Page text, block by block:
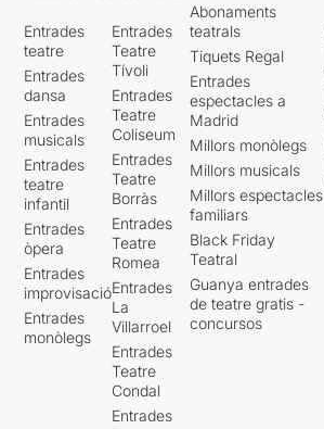
Entrades
teatre
Entrades
dansa
Entrades
musicals
Entrades
teatre
infantil
Entrades
òpera
Entrades
improvisació
Entrades
monòlegs
Entrades
Teatre
Tívoli
Entrades
Teatre
Coliseum
Entrades
Teatre
Borràs
Entrades
Teatre
Romea
Entrades
La
Villarroel
Entrades
Teatre
Condal
Entrades
Abonaments
teatrals
Tiquets Regal
Entrades
espectacles a
Madrid
Millors monòlegs
Millors musicals
Millors espectacles
familiars
Black Friday
Teatral
Guanya entrades
de teatre gratis -
concursos